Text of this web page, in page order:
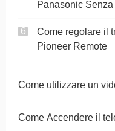
Panasonic
Come regolare il
Pioneer Remote
Come utilizzare un
Come Accendere il